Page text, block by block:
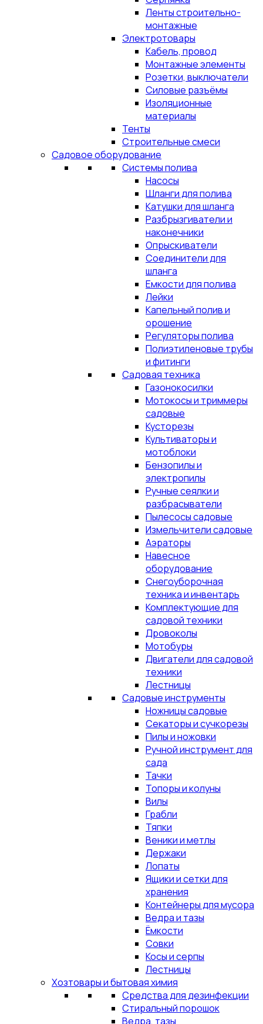
Ленты строительно-
монтажные
Электротовары
Кабель, провод
Монтажные элементы
Розетки, выключатели
Силовые разъёмы
Изоляционные
материалы
Тенты
Строительные смеси
Садовое оборудование
Системы полива
Насосы
Шланги для полива
Катушки для шланга
Разбрызгиватели и
наконечники
Опрыскиватели
Соединители для
шланга
Емкости для полива
Лейки
Капельный полив и
орошение
Регуляторы полива
Полиэтиленовые трубы
и фитинги
Садовая техника
Газонокосилки
Мотокосы и триммеры
садовые
Кусторезы
Культиваторы и
мотоблоки
Бензопилы и
электропилы
Ручные сеялки и
разбрасыватели
Пылесосы садовые
Измельчители садовые
Аэраторы
Навесное
оборудование
Снегоуборочная
техника и инвентарь
Комплектующие для
садовой техники
Дровоколы
Мотобуры
Двигатели для садовой
техники
Лестницы
Садовые инструменты
Ножницы садовые
Секаторы и сучкорезы
Пилы и ножовки
Ручной инструмент для
сада
Тачки
Топоры и колуны
Вилы
Грабли
Тяпки
Веники и метлы
Держаки
Лопаты
Ящики и сетки для
хранения
Контейнеры для мусора
Ведра и тазы
Ёмкости
Совки
Косы и серпы
Лестницы
Хозтовары и бытовая химия
Средства для дезинфекции
Стиральный порошок
Ведра, тазы